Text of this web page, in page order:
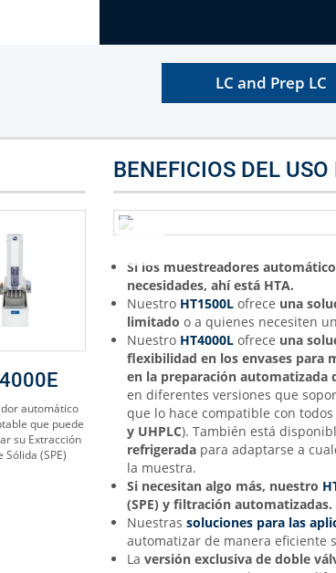
LC and Prep LC
automático
que puede
su Extracción
Sólida (SPE)
BENEFICIOS DEL
Si los muestreadores
necesidades, ahí está HTA.
Nuestro HT1500L ofrece una
limitado o a quienes necesiten
Nuestro HT4000L ofrece una
flexibilidad en los envases para
en la preparación automatizada
en diferentes versiones que
que lo hace compatible con todos
y UHPLC). También está
refrigerada para adaptarse a
la muestra.
Si necesitan algo más, nuestro
(SPE) y filtración automatizadas.
Nuestras soluciones para las
automatizar de manera eficiente
La versión exclusiva de doble